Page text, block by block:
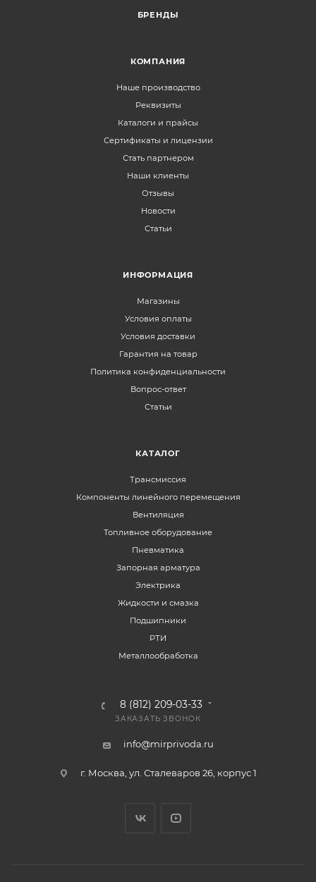
БРЕНДЫ
КОМПАНИЯ
Наше производство
Реквизиты
Каталоги и прайсы
Сертификаты и лицензии
Стать партнером
Наши клиенты
Отзывы
Новости
Статьи
ИНФОРМАЦИЯ
Магазины
Условия оплаты
Условия доставки
Гарантия на товар
Политика конфиденциальности
Вопрос-ответ
Статьи
КАТАЛОГ
Трансмиссия
Компоненты линейного перемещения
Вентиляция
Топливное оборудование
Пневматика
Запорная арматура
Электрика
Жидкости и смазка
Подшипники
РТИ
Металлообработка
8 (812) 209-03-33
ЗАКАЗАТЬ ЗВОНОК
info@mirprivoda.ru
г. Москва, ул. Сталеваров 26, корпус 1